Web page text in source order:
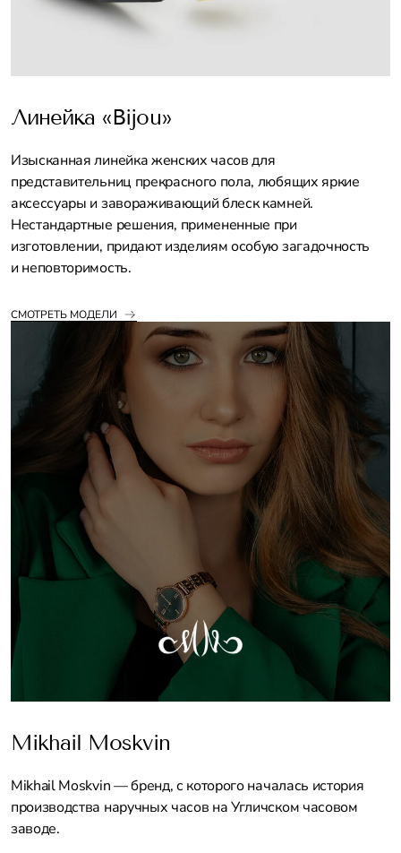
Линейка «Bijou»
Изысканная линейка женских часов для
представительниц прекрасного пола, любящих яркие
аксессуары и завораживающий блеск камней.
Нестандартные решения, примененные при
изготовлении, придают изделиям особую загадочность
и неповторимость.
СМОТРЕТЬ МОДЕЛИ
Mikhail Moskvin
Mikhail Moskvin — бренд, с которого началась история
производства наручных часов на Угличском часовом
заводе.